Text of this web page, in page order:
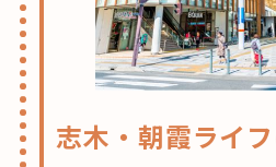
志木・朝霞ライ